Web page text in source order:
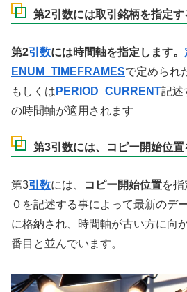
第2引数には取引銘柄を指定す
第2引数には時間軸を指定します。
ENUM_TIMEFRAMESで定められ
もしくは PERIOD_CURRENT記述
の時間軸が適用されます
第3引数には、コピー開始位置
第3引数には、 コピー開始位置を
０を記述する事によって最新のデ
に格納され、時間軸が古い方に向
番目と並んでいます。